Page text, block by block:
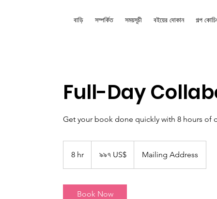
বাড়ি সম্পর্কিত সময়সূচী বইয়ের দোকান গল্প
Full-Day
Get your book done quickly with 8 hours of
8 hr
h
৯৯৭ US$ Mailing Address
Book Now